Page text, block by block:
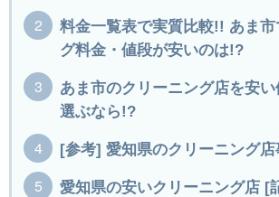
料金一覧表で実質比較!! あま
グ料金・値段が安いのは!?
あま市のクリーニング店を安
選ぶなら!?
[参考] 愛知県のクリーニング店
愛知県の安いクリーニング店 [